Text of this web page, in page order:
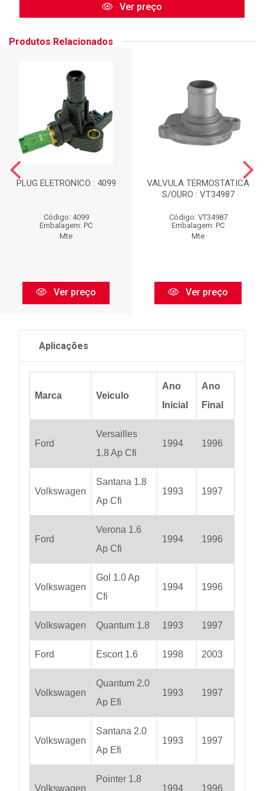
Ver preço
Produtos Relacionados
PLUG ELETRONICO : 4099
Código: 4099
Embalagem: PC
Mte
Ver preço
VALVULA TERMOSTATICA
S/OURO : VT34987
Código: VT34987
Embalagem: PC
Mte
Ver preço
Aplicações
Marca Veiculo
Ano
Inicial
Ano
Final
Ford
Versailles
1.8 Ap Cfi
1994 1996
Volkswagen
Santana 1.8
Ap Cfi
1993 1997
Ford
Verona 1.6
Ap Cfi
1994 1996
Volkswagen
Gol 1.0 Ap
Cfi
1994 1996
Volkswagen Quantum 1.8 1993 1997
Ford Escort 1.6 1998 2003
Volkswagen
Quantum 2.0
Ap Efi
1993 1997
Volkswagen
Santana 2.0
Ap Efi
1993 1997
Volkswagen
Pointer 1.8
1994
1996